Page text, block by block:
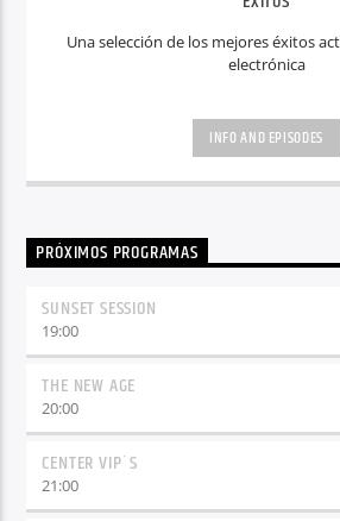
Una selección de los mejores éxitos
electrónica
INFO AND EPISODES
PRÓXIMOS PROGRAMAS
SUNSET SESSION
19:00
THE NEW AGE
20:00
CENTER VIP´S
21:00